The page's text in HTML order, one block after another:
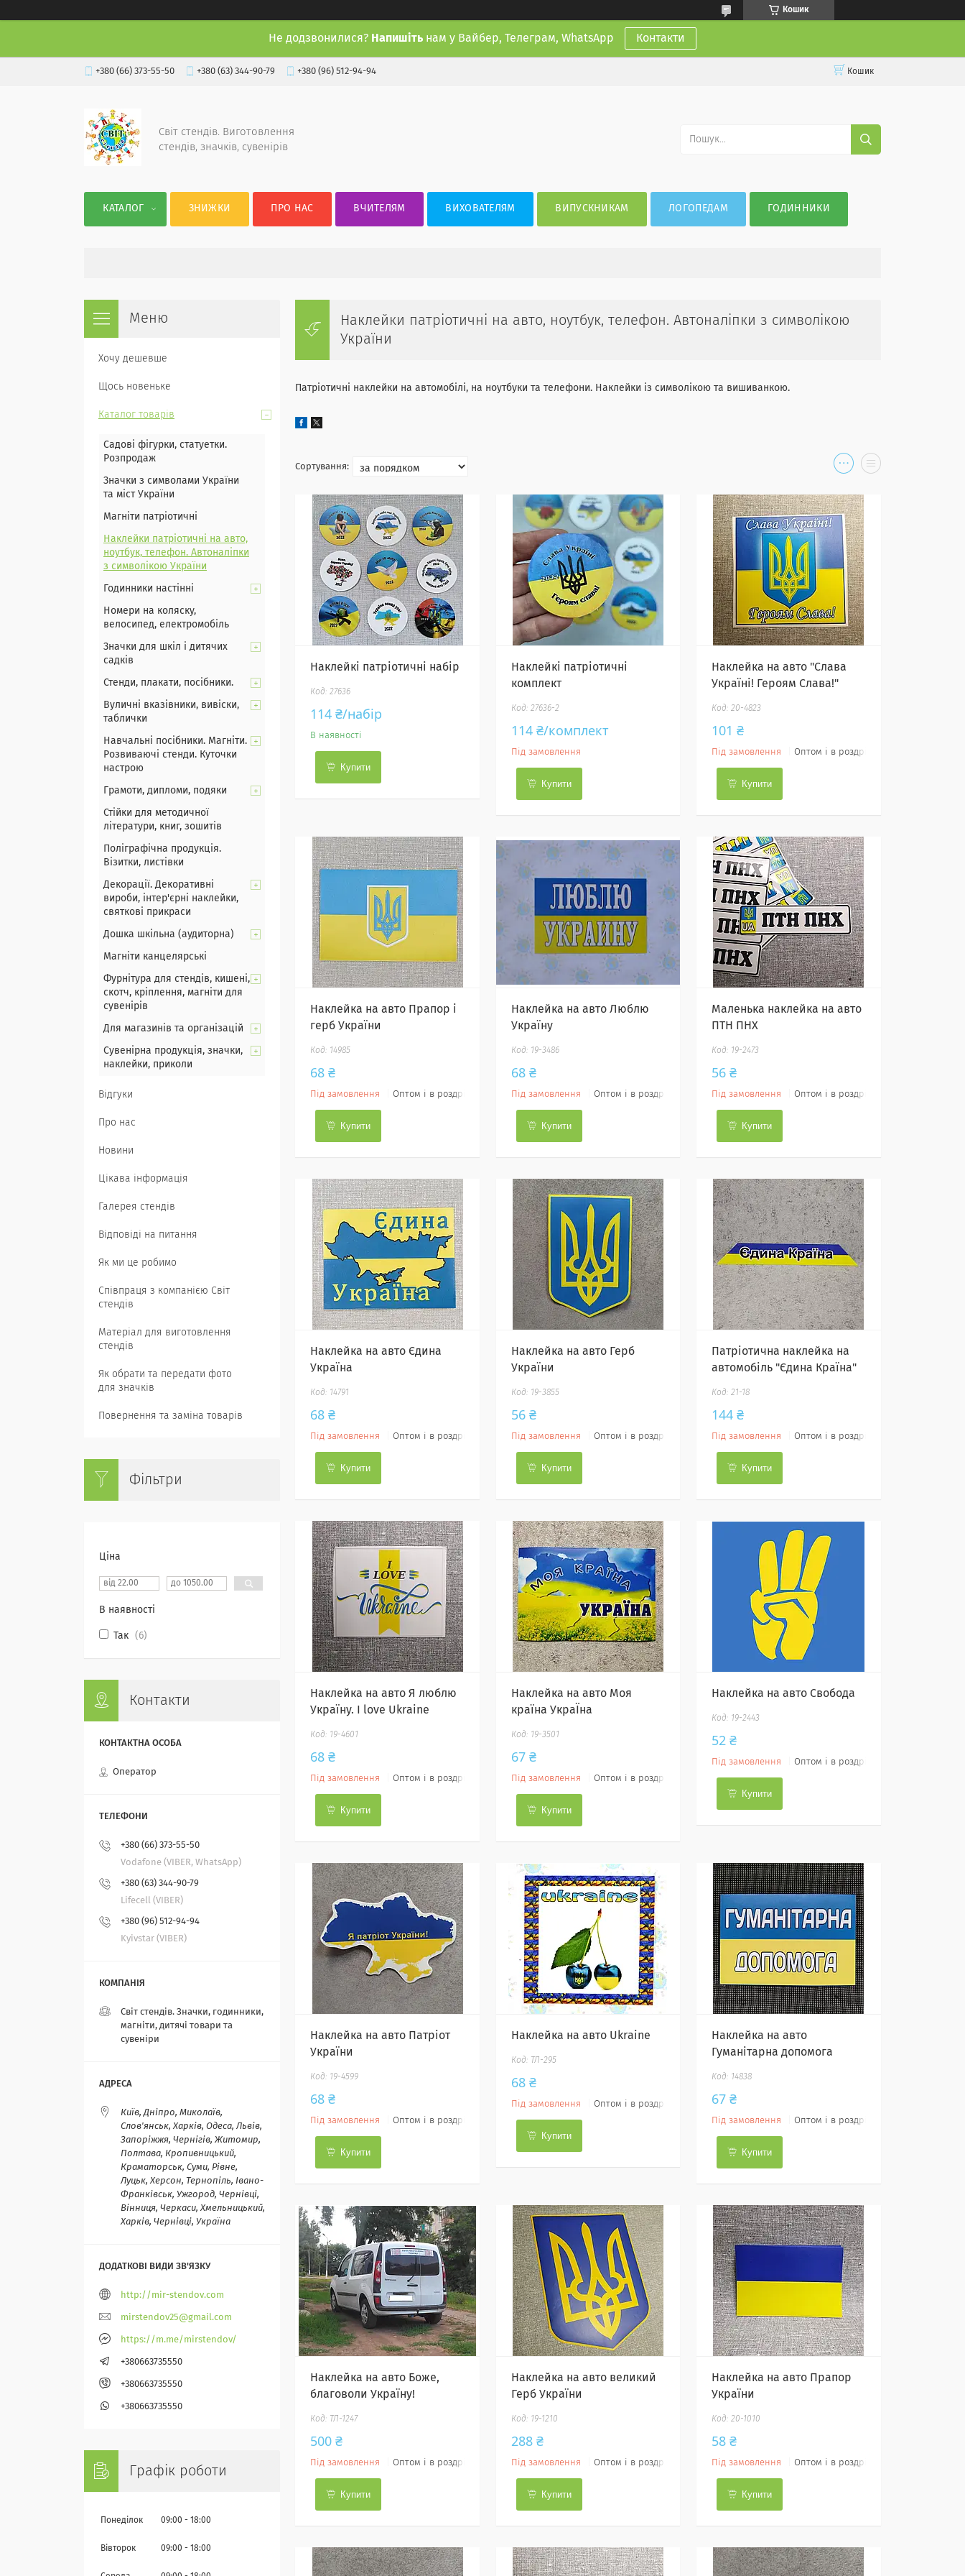
Кошик
Не додзвонилися? Напишіть нам у Вайбер, Телеграм, WhatsApp Контакти
+380 (66) 373-55-50 +380 (63) 344-90-79 +380 (96) 512-94-94 Кошик
Світ стендів. Виготовлення
стендів, значків, сувенірів
КАТАЛОГ ЗНИЖКИ ПРО НАС ВЧИТЕЛЯМ ВИХОВАТЕЛЯМ ВИПУСКНИКАМ ЛОГОПЕДАМ ГОДИННИКИ
Наклейки патріотичні на авто, ноутбук, телефон. Автоналіпки з символікою
України
Патріотичні наклейки на автомобілі, на ноутбуки та телефони. Наклейки із символікою та вишиванкою.
Наклейкі патріотичні набір
27636
114 ₴/набір
В наявності
Купити
Наклейкі патріотичні
комплект
27636-2
114 ₴/комплект
Під замовлення
Купити
Наклейка на авто "Слава
Україні! Героям Слава!"
20-4823
101 ₴
Під замовлення Оптом і в роздріб
Купити
Наклейка на авто Прапор і
герб України
14985
68 ₴
Під замовлення Оптом і в роздріб
Купити
Наклейка на авто Люблю
Україну
19-3486
68 ₴
Під замовлення Оптом і в роздріб
Купити
Маленька наклейка на авто
ПТН ПНХ
19-2473
56 ₴
Під замовлення Оптом і в роздріб
Купити
Наклейка на авто Єдина
Україна
14791
68 ₴
Під замовлення Оптом і в роздріб
Купити
Наклейка на авто Герб
України
19-3855
56 ₴
Під замовлення Оптом і в роздріб
Купити
Патріотична наклейка на
автомобіль "Єдина Країна"
21-18
144 ₴
Під замовлення Оптом і в роздріб
Купити
Наклейка на авто Я люблю
Україну. I love Ukraine
19-4601
68 ₴
Під замовлення Оптом і в роздріб
Купити
Наклейка на авто Моя
країна УкраЇна
19-3501
67 ₴
Під замовлення Оптом і в роздріб
Купити
Наклейка на авто Свобода
19-2443
52 ₴
Під замовлення Оптом і в роздріб
Купити
Наклейка на авто Патріот
України
19-4599
68 ₴
Під замовлення Оптом і в роздріб
Купити
Наклейка на авто Ukraine
ТЛ-295
68 ₴
Під замовлення Оптом і в роздріб
Купити
Наклейка на авто
Гуманітарна допомога
14838
67 ₴
Під замовлення Оптом і в роздріб
Купити
Наклейка на авто Боже,
благоволи Україну!
ТЛ-1247
500 ₴
Під замовлення Оптом і в роздріб
Купити
Наклейка на авто великий
Герб України
19-1210
288 ₴
Під замовлення Оптом і в роздріб
Купити
Наклейка на авто Прапор
України
20-1010
58 ₴
Під замовлення Оптом і в роздріб
Купити
Хочу дешевше
Щось новеньке
Каталог товарів
Садові фігурки, статуетки.
Розпродаж
Значки з символами України
та міст України
Магніти патріотичні
Наклейки патріотичні на авто,
ноутбук, телефон. Автоналіпки
з символікою України
Годинники настінні
Номери на коляску,
велосипед, електромобіль
Значки для шкіл і дитячих
садків
Стенди, плакати, посібники.
Вуличні вказівники, вивіски,
таблички
Навчальні посібники. Магніти.
Розвиваючі стенди. Куточки
настрою
Грамоти, дипломи, подяки
Стійки для методичної
літератури, книг, зошитів
Поліграфічна продукція.
Візитки, листівки
Декорації. Декоративні
вироби, інтер'єрні наклейки,
святкові прикраси
Дошка шкільна (аудиторна)
Магніти канцелярські
Фурнітура для стендів, кишені,
скотч, кріплення, магніти для
сувенірів
Для магазинів та організацій
Сувенірна продукція, значки,
наклейки, приколи
Відгуки
Про нас
Новини
Цікава інформація
Галерея стендів
Відповіді на питання
Як ми це робимо
Співпраця з компанією Світ
стендів
Матеріал для виготовлення
стендів
Як обрати та передати фото
для значків
Повернення та заміна товарів
Фільтри
Ціна
В наявності
Так 6
Контакти
Оператор
+380 (66) 373-55-50
Vodafone (VIBER, WhatsApp)
+380 (63) 344-90-79
Lifecell (VIBER)
+380 (96) 512-94-94
Kyivstar (VIBER)
Світ стендів. Значки, годинники,
магніти, дитячі товари та
сувеніри
Київ, Дніпро, Миколаїв,
Слов'янськ, Харків, Одеса, Львів,
Запоріжжя, Чернігів, Житомир,
Полтава, Кропивницький,
Краматорськ, Суми, Рівне,
Луцьк, Херсон, Тернопіль, Івано-
Франківськ, Ужгород, Чернівці,
Вінниця, Черкаси, Хмельницький,
Харків, Чернівці, Україна
http://mir-stendov.com
mirstendov25@gmail.com
https://m.me/mirstendov/
+380663735550
+380663735550
+380663735550
Графік роботи
Понеділок 09:00 18:00
Вівторок 09:00 18:00